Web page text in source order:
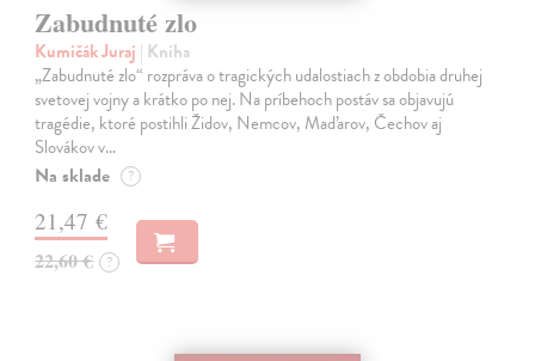
Zabudnuté zlo
Kumičák Juraj | Kniha
„Zabudnuté zlo“ rozpráva o tragických udalostiach z obdobia druhej
svetovej vojny a krátko po nej. Na príbehoch postáv sa objavujú
tragédie, ktoré postihli Židov, Nemcov, Maďarov, Čechov aj
Slovákov v…
Na sklade ?
21,47 €
22,60 € ?